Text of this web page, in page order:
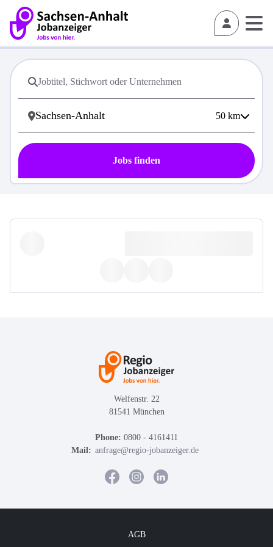
50 km
Jobs finden
Welfenstr. 22
81541 München
Phone: 0800 - 4161411
Mail: anfrage@regio-jobanzeiger.de
AGB